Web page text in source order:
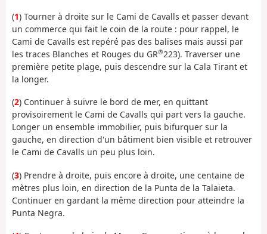
(1) Tourner à droite sur le Cami de Cavalls et passer devant
un commerce qui fait le coin de la route : pour rappel, le
Cami de Cavalls est repéré pas des balises mais aussi par
les traces Blanches et Rouges du GR®223). Traverser une
première petite plage, puis descendre sur la Cala Tirant et
la longer.
(2) Continuer à suivre le bord de mer, en quittant
provisoirement le Cami de Cavalls qui part vers la gauche.
Longer un ensemble immobilier, puis bifurquer sur la
gauche, en direction d'un bâtiment bien visible et retrouver
le Cami de Cavalls un peu plus loin.
(3) Prendre à droite, puis encore à droite, une centaine de
mètres plus loin, en direction de la Punta de la Talaieta.
Continuer en gardant la même direction pour atteindre la
Punta Negra.